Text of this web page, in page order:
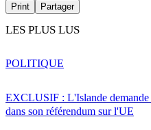
Print Partager
LES PLUS LUS
EXCLUSIF : L'Islande demande
dans son référendum sur l'UE
POLITIQUE